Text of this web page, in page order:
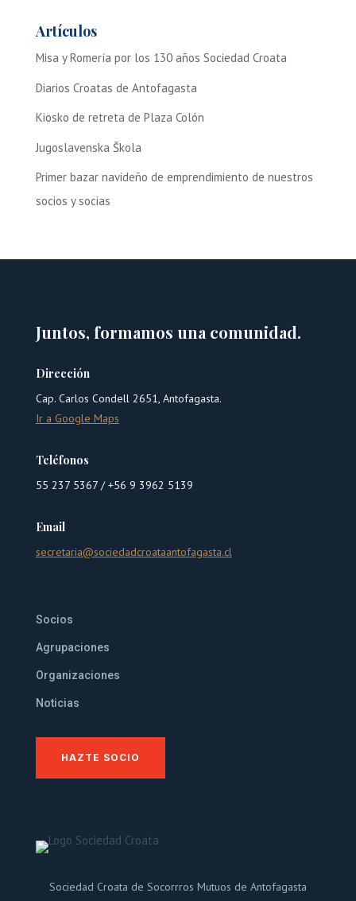
Artículos
Misa y Romería por los 130 años Sociedad Croata
Diarios Croatas de Antofagasta
Kiosko de retreta de Plaza Colón
Jugoslavenska Škola
Primer bazar navideño de emprendimiento de nuestros
socios y socias
Juntos, formamos una comunidad.
Dirección
Cap. Carlos Condell 2651, Antofagasta.
Ir a Google Maps
Teléfonos
55 237 5367 /+56 9 3962 5139
Email
secretaria@sociedadcroataantofagasta.cl
Socios
Agrupaciones
Organizaciones
Noticias
HAZTE SOCIO
Sociedad Croata de Socorrros Mutuos de Antofagasta